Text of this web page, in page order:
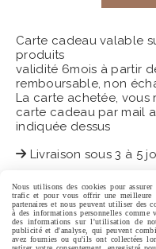
Carte cadeau valable
produits
validité 6mois à partir
remboursable, non
La carte achetée, vous
carte cadeau par mail
indiquée dessus
Livraison sous 3 à 5
Centre
Nous utilisons des cookies pour
trafic et pour vous offrir une meilleure
partenaires et nous peuvent utiliser des
à des informations personnelles comme
des informations sur l'utilisation de
publicité et d'analyse, qui peuvent
avez fournies ou qu'ils ont collectées